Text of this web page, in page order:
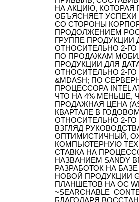
НА АКЦИЮ, КОТОРАЯ
ОБЪЯСНЯЕТ УСПЕХИ
СО СТОРОНЫ
ПРОДОЛЖЕНИЕМ
ГРУППЕ ПРОДУКЦИИ
ОТНОСИТЕЛЬНО 2-
ПО ПРОДАЖАМ
ПРОДУКЦИИ ДЛЯ
ОТНОСИТЕЛЬНО 2-ГО
&MDASH; ПО
ПРОЦЕССОРА INTEL
ЧТО НА 4% МЕНЬШЕ,
ПРОДАЖНАЯ ЦЕНА
КВАРТАЛЕ В
ОТНОСИТЕЛЬНО 2-ГО
ВЗГЛЯД
ОПТИМИСТИЧНЫЙ,
КОМПЬЮТЕРНУЮ
СТАВКА НА
НАЗВАНИЕМ SANDY
РАЗРАБОТОК НА
НОВОЙ ПРОДУКЦИИ
ПЛАНШЕТОВ НА ОС